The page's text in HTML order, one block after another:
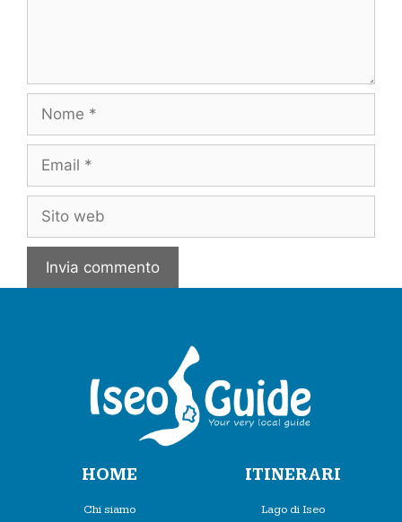
HOME
Chi siamo
ITINERARI
Lago di Iseo